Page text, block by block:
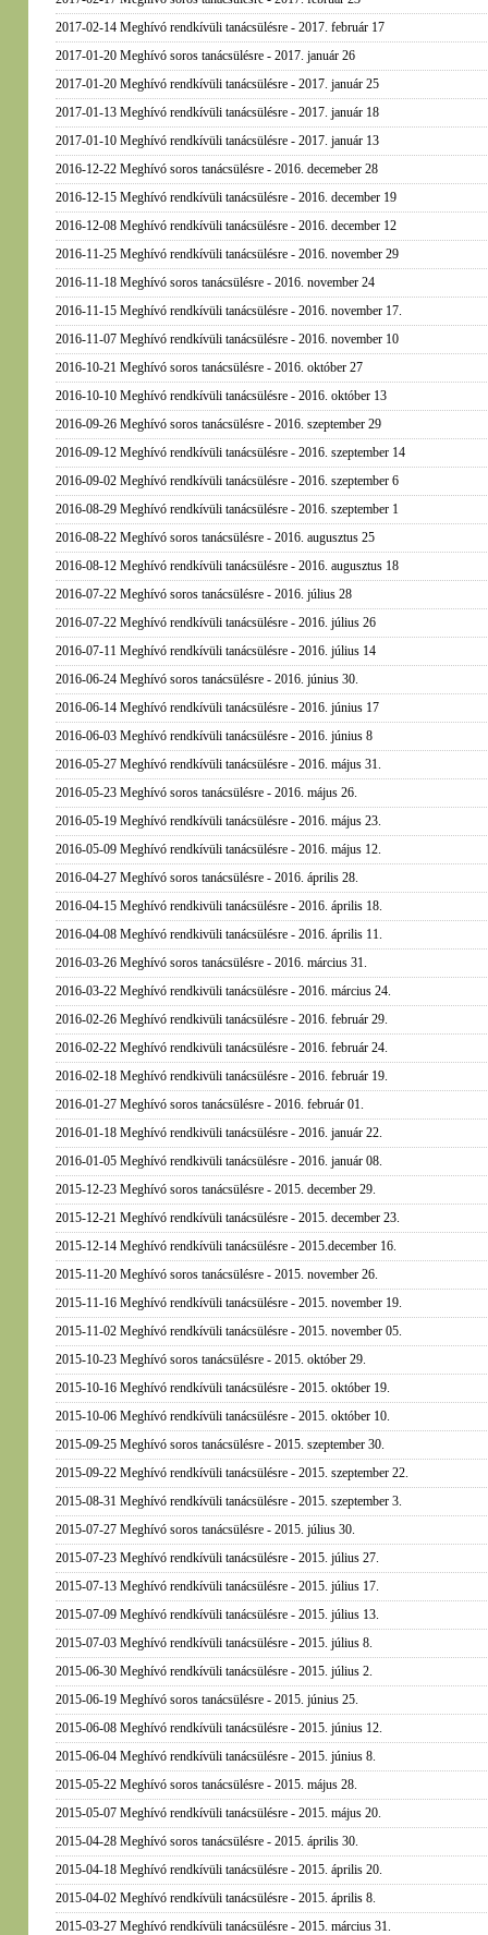
2017-02-14 Meghívó rendkívüli tanácsülésre - 2017. február 17
2017-01-20 Meghívó soros tanácsülésre - 2017. január 26
2017-01-20 Meghívó rendkívüli tanácsülésre - 2017. január 25
2017-01-13 Meghívó rendkívüli tanácsülésre - 2017. január 18
2017-01-10 Meghívó rendkívüli tanácsülésre - 2017. január 13
2016-12-22 Meghívó soros tanácsülésre - 2016. decemeber 28
2016-12-15 Meghívó rendkívüli tanácsülésre - 2016. december 19
2016-12-08 Meghívó rendkívüli tanácsülésre - 2016. december 12
2016-11-25 Meghívó rendkívüli tanácsülésre - 2016. november 29
2016-11-18 Meghívó soros tanácsülésre - 2016. november 24
2016-11-15 Meghívó rendkívüli tanácsülésre - 2016. november 17.
2016-11-07 Meghívó rendkívüli tanácsülésre - 2016. november 10
2016-10-21 Meghívó soros tanácsülésre - 2016. október 27
2016-10-10 Meghívó rendkívüli tanácsülésre - 2016. október 13
2016-09-26 Meghívó soros tanácsülésre - 2016. szeptember 29
2016-09-12 Meghívó rendkívüli tanácsülésre - 2016. szeptember 14
2016-09-02 Meghívó rendkívüli tanácsülésre - 2016. szeptember 6
2016-08-29 Meghívó rendkívüli tanácsülésre - 2016. szeptember 1
2016-08-22 Meghívó soros tanácsülésre - 2016. augusztus 25
2016-08-12 Meghívó rendkívüli tanácsülésre - 2016. augusztus 18
2016-07-22 Meghívó soros tanácsülésre - 2016. július 28
2016-07-22 Meghívó rendkívüli tanácsülésre - 2016. július 26
2016-07-11 Meghívó rendkívüli tanácsülésre - 2016. július 14
2016-06-24 Meghívó soros tanácsülésre - 2016. június 30.
2016-06-14 Meghívó rendkívüli tanácsülésre - 2016. június 17
2016-06-03 Meghívó rendkívüli tanácsülésre - 2016. június 8
2016-05-27 Meghívó rendkívüli tanácsülésre - 2016. május 31.
2016-05-23 Meghívó soros tanácsülésre - 2016. május 26.
2016-05-19 Meghívó rendkívüli tanácsülésre - 2016. május 23.
2016-05-09 Meghívó rendkívüli tanácsülésre - 2016. május 12.
2016-04-27 Meghívó soros tanácsülésre - 2016. április 28.
2016-04-15 Meghívó rendkivüli tanácsülésre - 2016. április 18.
2016-04-08 Meghívó rendkivüli tanácsülésre - 2016. április 11.
2016-03-26 Meghívó soros tanácsülésre - 2016. március 31.
2016-03-22 Meghívó rendkivüli tanácsülésre - 2016. március 24.
2016-02-26 Meghívó rendkivüli tanácsülésre - 2016. február 29.
2016-02-22 Meghívó rendkivüli tanácsülésre - 2016. február 24.
2016-02-18 Meghívó rendkivüli tanácsülésre - 2016. február 19.
2016-01-27 Meghívó soros tanácsülésre - 2016. február 01.
2016-01-18 Meghívó rendkivüli tanácsülésre - 2016. január 22.
2016-01-05 Meghívó rendkivüli tanácsülésre - 2016. január 08.
2015-12-23 Meghívó soros tanácsülésre - 2015. december 29.
2015-12-21 Meghívó rendkívüli tanácsülésre - 2015. december 23.
2015-12-14 Meghívó rendkívüli tanácsülésre - 2015.december 16.
2015-11-20 Meghívó soros tanácsülésre - 2015. november 26.
2015-11-16 Meghívó rendkívüli tanácsülésre - 2015. november 19.
2015-11-02 Meghívó rendkívüli tanácsülésre - 2015. november 05.
2015-10-23 Meghívó soros tanácsülésre - 2015. október 29.
2015-10-16 Meghívó rendkívüli tanácsülésre - 2015. október 19.
2015-10-06 Meghívó rendkívüli tanácsülésre - 2015. október 10.
2015-09-25 Meghívó soros tanácsülésre - 2015. szeptember 30.
2015-09-22 Meghívó rendkívüli tanácsülésre - 2015. szeptember 22.
2015-08-31 Meghívó rendkívüli tanácsülésre - 2015. szeptember 3.
2015-07-27 Meghívó soros tanácsülésre - 2015. július 30.
2015-07-23 Meghívó rendkívüli tanácsülésre - 2015. július 27.
2015-07-13 Meghívó rendkívüli tanácsülésre - 2015. július 17.
2015-07-09 Meghívó rendkívüli tanácsülésre - 2015. július 13.
2015-07-03 Meghívó rendkívüli tanácsülésre - 2015. július 8.
2015-06-30 Meghívó rendkívüli tanácsülésre - 2015. július 2.
2015-06-19 Meghívó soros tanácsülésre - 2015. június 25.
2015-06-08 Meghívó rendkívüli tanácsülésre - 2015. június 12.
2015-06-04 Meghívó rendkívüli tanácsülésre - 2015. június 8.
2015-05-22 Meghívó soros tanácsülésre - 2015. május 28.
2015-05-07 Meghívó rendkívüli tanácsülésre - 2015. május 20.
2015-04-28 Meghívó soros tanácsülésre - 2015. április 30.
2015-04-18 Meghívó rendkívüli tanácsülésre - 2015. április 20.
2015-04-02 Meghívó rendkívüli tanácsülésre - 2015. április 8.
2015-03-27 Meghívó rendkívüli tanácsülésre - 2015. március 31.